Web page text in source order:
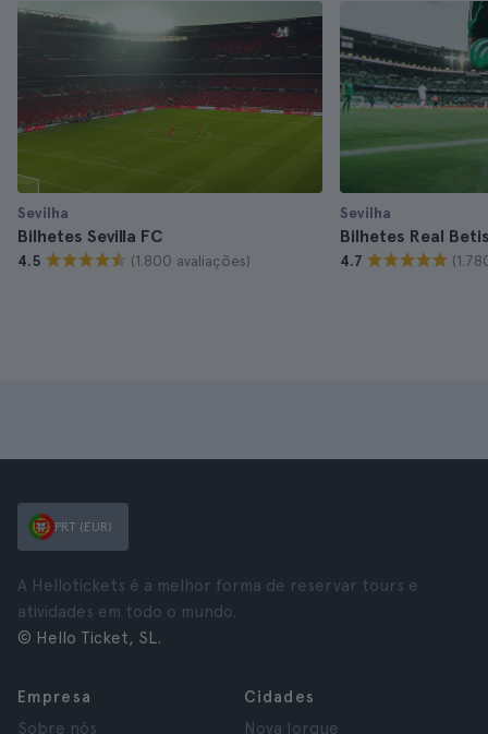
Sevilha
Bilhetes Sevilla FC
4.5 (1.800 avaliações)
Sevilha
Bilhetes Real
4.7
PRT (EUR)
A Hellotickets é a melhor forma de reservar tours e
atividades em todo o mundo.
© Hello Ticket, SL.
Empresa
Sobre nós
Cidades
Nova Iorque